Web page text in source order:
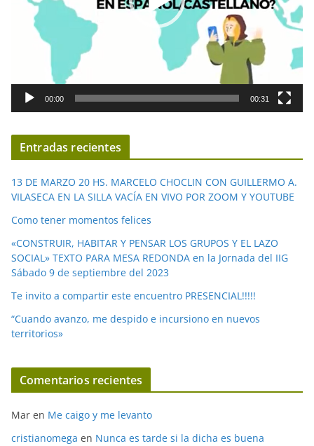
d
í
d
e
o
00:00 00:31
Entradas recientes
13 DE MARZO 20 HS. MARCELO CHOCLIN CON GUILLERMO A.
VILASECA EN LA SILLA VACÍA EN VIVO POR ZOOM Y YOUTUBE
Como tener momentos felices
«CONSTRUIR, HABITAR Y PENSAR LOS GRUPOS Y EL LAZO
SOCIAL» TEXTO PARA MESA REDONDA en la Jornada del IIG
Sábado 9 de septiembre del 2023
Te invito a compartir este encuentro PRESENCIAL!!!!!
“Cuando avanzo, me despido e incursiono en nuevos
territorios»
Comentarios recientes
Mar en Me caigo y me levanto
cristianomega en Nunca es tarde si la dicha es buena